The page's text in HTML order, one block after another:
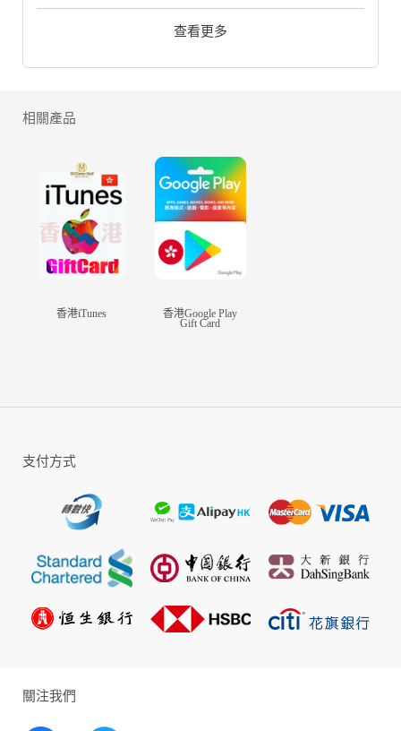
還原，超大地圖、經典玩法模式悉數登場，個人城池建
設，構建屬於自己的熱血三國，在手機上極致還原《真三
庫摩正版授權，官方原創團隊深度監製，原汁原味還原熱
血經典。真三英雄原畫、標誌性的武將動作直接由光榮方
作精髓的把控，更獲得光榮製作人鈴木亮浩、監督宮內淳
高度認可，監督宮內淳更是直言“這就是無雙”。
【百人同屏 一騎當千】
縱橫戰場、一騎當千，打造歷史臨場感的“無雙”戰鬥，
《真・三國無雙霸》的主題不曾改變！無CD設定實時切
換、雙鍵組合自由搓招，高傷連段攻防節奏隨你任性搭
配。獨立動模隨機運算，後台程序同步優化，大幅突破原
即刻體驗。裝備得意武器、運用特定操作，無雙絕技完美
復刻，碾壓式戰鬥隨時呈現。
將動作均由光榮方提供，專屬動作模組悉數到場，誇張技
魏蜀吳晉勢力對抗，歷史一幕激燃上演，四大國傳劇情帶
你再品三國。豐富的作戰模式，上百場史詩戰役，殲滅
速戰等多樣性的劇情戰役，合戰群英，鬥將百花，御前演
武，武宴摘星，衛城爭霸等多類型的玩法模式，記憶中的
【手遊獨創 體驗升級】
心設定，提升戰鬥操控感；PVP戰斗全新融入，多人組隊
主公號令群雄。前所未有的三國體驗，等你來挑戰！
查看更多
相關產品
香港iTunes 香港Google Play
Gift Card
支付方式
關注我們